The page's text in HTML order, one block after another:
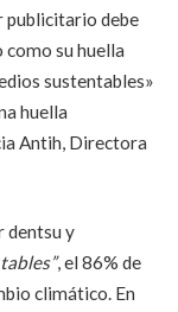
publicitario debe
como su huella
sustentables»
huella
Antih, Directora
dentsu y
, el 86% de
climático. En